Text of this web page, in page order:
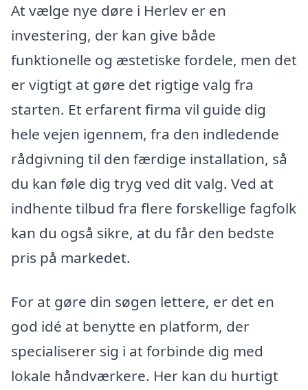
At vælge nye døre i Herlev er en
investering, der kan give både
funktionelle og æstetiske fordele, men det
er vigtigt at gøre det rigtige valg fra
starten. Et erfarent firma vil guide dig
hele vejen igennem, fra den indledende
rådgivning til den færdige installation, så
du kan føle dig tryg ved dit valg. Ved at
indhente tilbud fra flere forskellige fagfolk
kan du også sikre, at du får den bedste
pris på markedet.
For at gøre din søgen lettere, er det en
god idé at benytte en platform, der
specialiserer sig i at forbinde dig med
lokale håndværkere. Her kan du hurtigt